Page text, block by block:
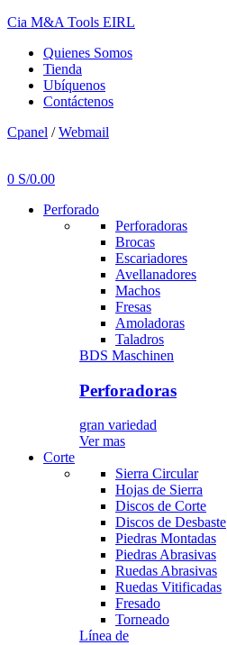
Cia M&A Tools EIRL
Quienes Somos
Tienda
Ubíquenos
Contáctenos
Cpanel /Webmail
0 S/0.00
Perforado
Perforadoras
Brocas
Escariadores
Avellanadores
Machos
Fresas
Amoladoras
Taladros
BDS Maschinen
Perforadoras
gran variedad
Ver mas
Corte
Sierra Circular
Hojas de Sierra
Discos de Corte
Discos de Desbaste
Piedras Montadas
Piedras Abrasivas
Ruedas Abrasivas
Ruedas Vitificadas
Fresado
Torneado
Línea de